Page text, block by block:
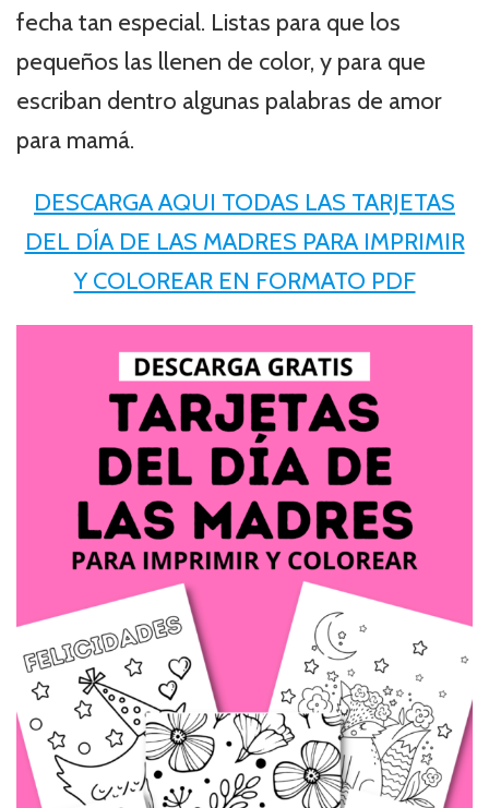
fecha tan especial. Listas para que los
pequeños las llenen de color, y para que
escriban dentro algunas palabras de amor
para mamá.
DESCARGA AQUI TODAS LAS TARJETAS
DEL DÍA DE LAS MADRES PARA IMPRIMIR
Y COLOREAR EN FORMATO PDF